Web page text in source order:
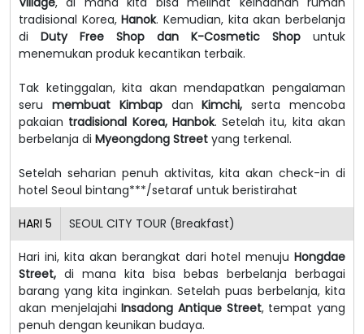
tradisional Korea,Hanok. Kemudian, kita akan berbelanja
di Duty Free Shop dan K-Cosmetic Shop untuk
menemukan produk kecantikan terbaik.
Tak ketinggalan, kita akan mendapatkan pengalaman
seru membuat KimbapdanKimchi, serta mencoba
pakaian tradisional Korea, Hanbok. Setelah itu, kita akan
berbelanja di Myeongdong Street yang terkenal.
Setelah seharian penuh aktivitas, kita akan check-in di
hotel Seoul bintang***/setaraf untuk beristirahat
HARI 5 SEOUL CITY TOUR (Breakfast)
Hari ini, kita akan berangkat dari hotel menuju Hongdae
Street, di mana kita bisa bebas berbelanja berbagai
barang yang kita inginkan. Setelah puas berbelanja, kita
akan menjelajahiInsadong Antique Street, tempat yang
penuh dengan keunikan budaya.